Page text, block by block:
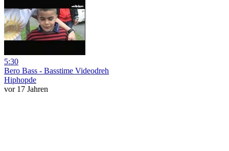
5:30
Bero Bass - Basstime Videodreh
Hiphopde
vor 17 Jahren